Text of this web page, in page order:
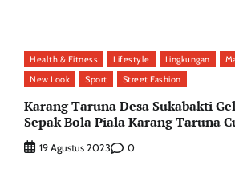
Health & Fitness Lifestyle Lingkungan
New Look
Sport Street Fashion
Karang Taruna Desa Sukabakti
Sepak Bola Piala Karang Taruna
19 Agustus 2023 0